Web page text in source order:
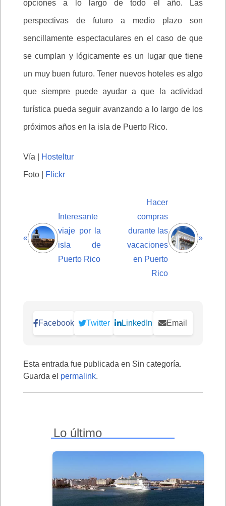
opciones a lo largo de todo el año. Las
perspectivas de futuro a medio plazo son
sencillamente espectaculares en el caso de que
se cumplan y lógicamente es un lugar que tiene
un muy buen futuro. Tener nuevos hoteles es algo
que siempre puede ayudar a que la actividad
turística pueda seguir avanzando a lo largo de los
próximos años en la isla de Puerto Rico.
Vía | Hosteltur
Foto | Flickr
«
Interesante
viaje por la
isla de
Puerto Rico
Hacer
compras
durante las
vacaciones
en Puerto
Rico
»
Facebook Twitter LinkedIn Email
Esta entrada fue publicada en Sin categoría.
Guarda el permalink.
Lo último